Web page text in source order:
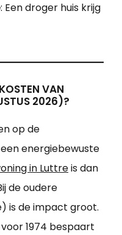
: Een droger huis krijg
VAN
2026)?
op de
energiebewuste
in Luttreis dan
de oudere
is de impact groot.
1974 bespaart